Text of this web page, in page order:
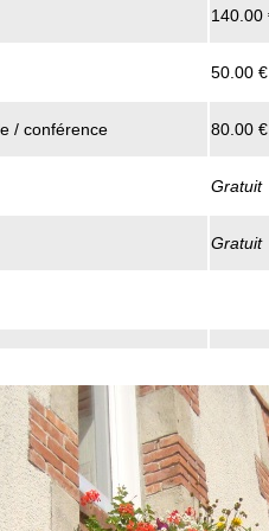
140.00
50.00 €
/ conférence 80.00 €
Gratuit
Gratuit